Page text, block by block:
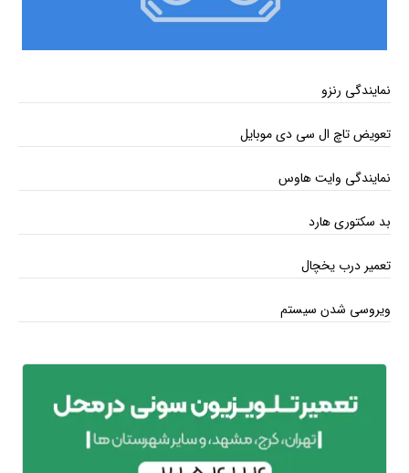
نمایندگی رنزو
تعویض تاچ ال سی دی موبایل
نمایندگی وایت هاوس
بد سکتوری هارد
تعمیر درب یخچال
ویروسی شدن سیستم